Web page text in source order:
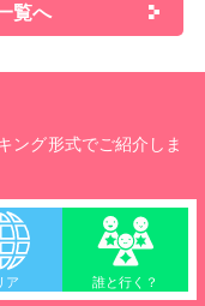
覧へ
ング形式でご紹介しま
ア 誰と行く？